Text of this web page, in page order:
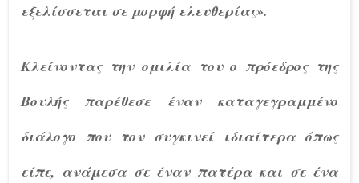
εξελίσσεται σε μορφή ελευθερίας».
Κλείνοντας την ομιλία του ο πρόεδρος της
Βουλής παρέθεσε έναν καταγεγραμμένο
διάλογο που τον συγκινεί ιδιαίτερα όπως
είπε, ανάμεσα σε έναν πατέρα και σε ένα